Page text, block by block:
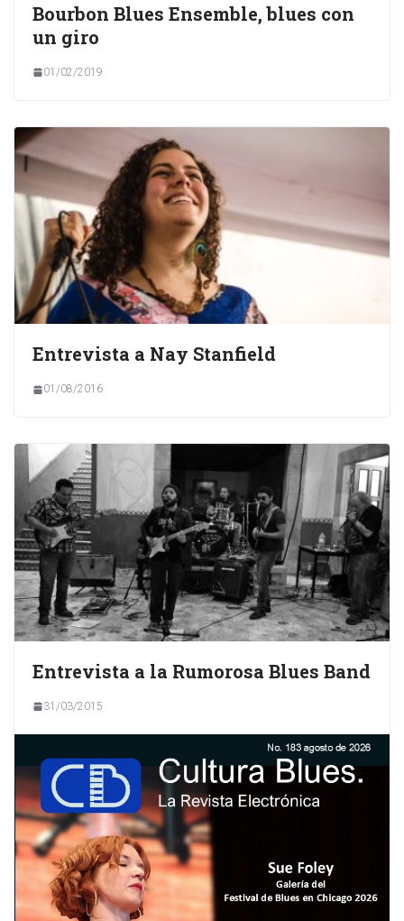
Bourbon Blues Ensemble, blues con
un giro
01/02/2019
Entrevista a Nay Stanfield
01/08/2016
Entrevista a la Rumorosa Blues Band
31/03/2015